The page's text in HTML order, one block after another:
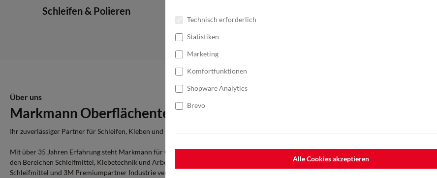
Schleifen & Polieren
Über uns
Markmann Oberflächentechnik GmbH
Ihr zuverlässiger Partner für Schleifen, Kleben und Schützen
Mit über 35 Jahren Erfahrung steht Markmann für Qualität, Innovation und praxisnahe Lösungen in
den Bereichen Schleifmittel, Klebetechnik und Arbeitsschutz. Als zertifizierter 3M Konfektionär für
Schleifmittel und 3M Premiumpartner Industrie verfügen wir über eine besondere Marktstellung und
Technisch erforderlich
Statistiken
Marketing
Komfortfunktionen
Shopware Analytics
Brevo
Alle Cookies akzeptieren